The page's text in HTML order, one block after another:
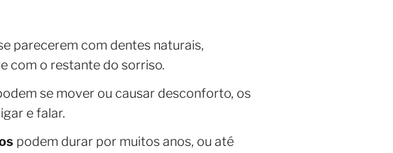
parecerem com dentes naturais,
com o restante do sorriso.
se mover ou causar desconforto, os
e falar.
podem durar por muitos anos, ou até